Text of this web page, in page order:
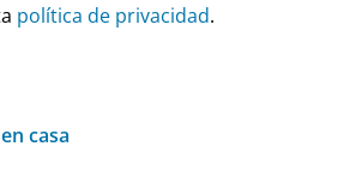
política de privacidad.
casa